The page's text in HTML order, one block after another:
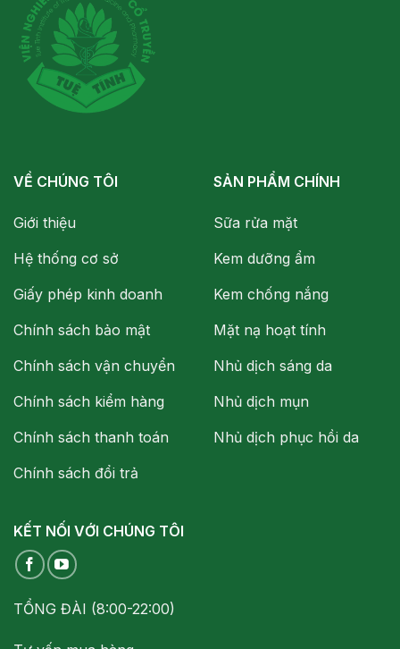
VỀ CHÚNG TÔI
Giới thiệu
Hệ thống cơ sở
Giấy phép kinh doanh
Chính sách bảo mật
Chính sách vận chuyển
Chính sách kiểm hàng
Chính sách thanh toán
Chính sách đổi trả
SẢN PHẨM CHÍNH
Sữa rửa mặt
Kem dưỡng ẩm
Kem chống nắng
Mặt nạ hoạt tính
Nhủ dịch sáng da
Nhủ dịch mụn
Nhủ dịch phục hồi da
KẾT NỐI VỚI CHÚNG TÔI
TỔNG ĐÀI (8:00-22:00)